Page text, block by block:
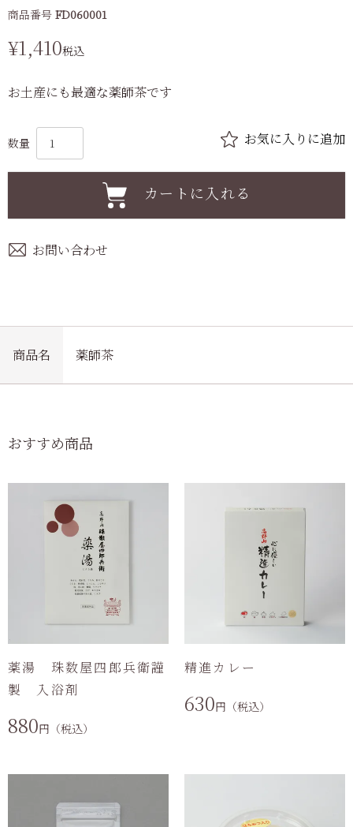
商品番号 FD060001
¥1,410税込
お土産にも最適な薬師茶です
カートに入れる
お問い合わせ
商品名 薬師茶
おすすめ商品
薬湯 珠数屋四郎兵衛謹
製 入浴剤
880円（税込）
精進カレー
630円（税込）